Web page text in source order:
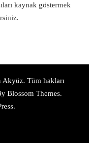
kaynak göstermek
Akyüz. Tüm hakları
Blossom Themes.
.